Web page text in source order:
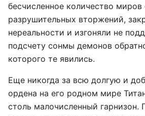
бесчисленное количество миров
разрушительных вторжений,
нереальности и изгоняли не
подсчету сонмы демонов
которого те явились.
Еще никогда за всю долгую и
ордена на его родном мире
столь малочисленный гарнизон.